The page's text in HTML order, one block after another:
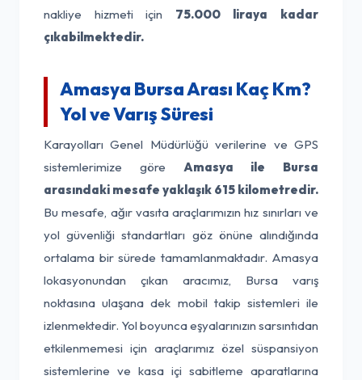
nakliye hizmeti için 75.000 liraya kadar
çıkabilmektedir.
Amasya Bursa Arası Kaç Km?
Yol ve Varış Süresi
Karayolları Genel Müdürlüğü verilerine ve GPS
sistemlerimize göre Amasya ile Bursa
arasındaki mesafe yaklaşık 615 kilometredir.
Bu mesafe, ağır vasıta araçlarımızın hız sınırları ve
yol güvenliği standartları göz önüne alındığında
ortalama bir sürede tamamlanmaktadır. Amasya
lokasyonundan çıkan aracımız, Bursa varış
noktasına ulaşana dek mobil takip sistemleri ile
izlenmektedir. Yol boyunca eşyalarınızın sarsıntıdan
etkilenmemesi için araçlarımız özel süspansiyon
sistemlerine ve kasa içi sabitleme aparatlarına